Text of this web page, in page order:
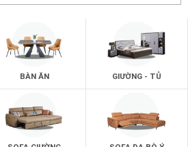
BÀN ĂN GIƯỜNG - TỦ